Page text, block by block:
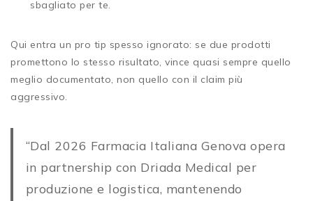
sbagliato per te.
Qui entra un pro tip spesso ignorato: se due prodotti
promettono lo stesso risultato, vince quasi sempre quello
meglio documentato, non quello con il claim più
aggressivo.
“Dal 2026 Farmacia Italiana Genova opera
in partnership con Driada Medical per
produzione e logistica, mantenendo